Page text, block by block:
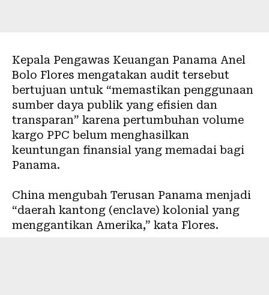
Kepala Pengawas Keuangan Panama Anel
Bolo Flores mengatakan audit tersebut
bertujuan untuk “memastikan penggunaan
sumber daya publik yang efisien dan
transparan” karena pertumbuhan volume
kargo PPC belum menghasilkan
keuntungan finansial yang memadai bagi
Panama.
China mengubah Terusan Panama menjadi
“daerah kantong (enclave) kolonial yang
menggantikan Amerika,” kata Flores.